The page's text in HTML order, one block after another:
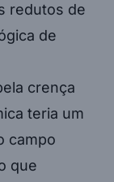
redutos de
de
crença
teria um
campo
que